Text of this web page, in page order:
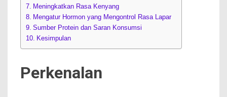
Meningkatkan Rasa Kenyang
Mengatur Hormon yang Mengontrol Rasa Lapar
Sumber Protein dan Saran Konsumsi
Kesimpulan
Perkenalan